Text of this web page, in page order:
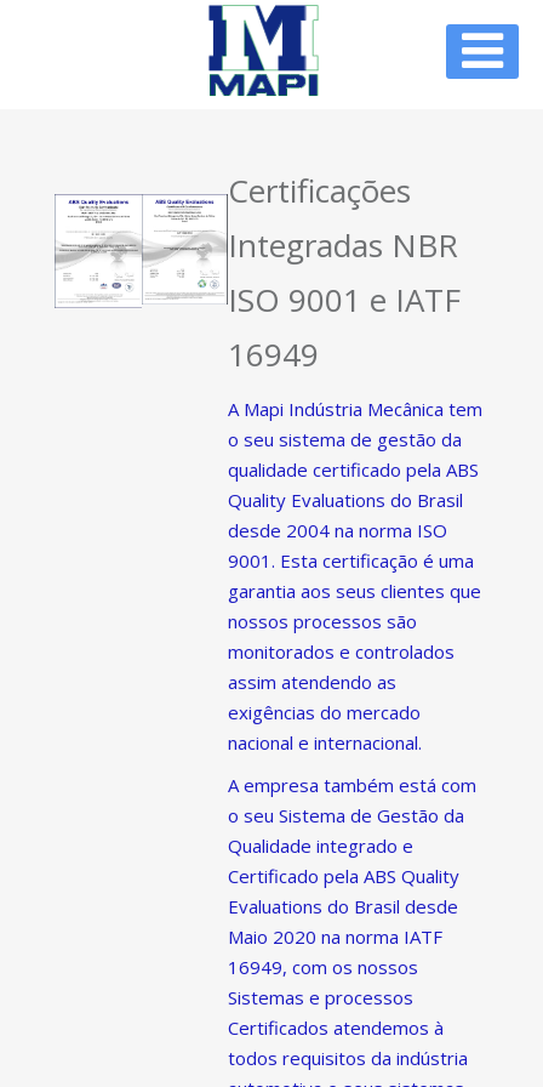
Certificações
Integradas NBR
ISO 9001 e IATF
16949
A Mapi Indústria Mecânica tem
o seu sistema de gestão da
qualidade certificado pela ABS
Quality Evaluations do Brasil
desde 2004 na norma ISO
9001. Esta certificação é uma
garantia aos seus clientes que
nossos processos são
monitorados e controlados
assim atendendo as
exigências do mercado
nacional e internacional.
A empresa também está com
o seu Sistema de Gestão da
Qualidade integrado e
Certificado pela ABS Quality
Evaluations do Brasil desde
Maio 2020 na norma IATF
16949, com os nossos
Sistemas e processos
Certificados atendemos à
todos requisitos da indústria